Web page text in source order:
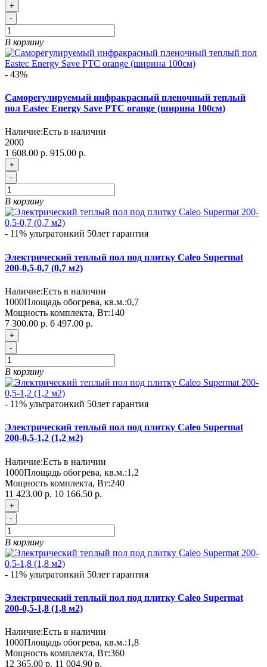
+
-
В корзину
- 43%
Саморегулируемый инфракрасный пленочный теплый
пол Eastec Energy Save PTC orange (ширина 100см)
Наличие:Есть в наличии
2000
1 608.00 р. 915.00 р.
+
-
В корзину
- 11% ультратонкий 50лет гарантия
Электрический теплый пол под плитку Caleo Supermat
200-0,5-0,7 (0,7 м2)
Наличие:Есть в наличии
1000Площадь обогрева, кв.м.:0,7
Мощность комплекта, Вт:140
7 300.00 р. 6 497.00 р.
+
-
В корзину
- 11% ультратонкий 50лет гарантия
Электрический теплый пол под плитку Caleo Supermat
200-0,5-1,2 (1,2 м2)
Наличие:Есть в наличии
1000Площадь обогрева, кв.м.:1,2
Мощность комплекта, Вт:240
11 423.00 р. 10 166.50 р.
+
-
В корзину
- 11% ультратонкий 50лет гарантия
Электрический теплый пол под плитку Caleo Supermat
200-0,5-1,8 (1,8 м2)
Наличие:Есть в наличии
1000Площадь обогрева, кв.м.:1,8
Мощность комплекта, Вт:360
12 365.00 р. 11 004.90 р.